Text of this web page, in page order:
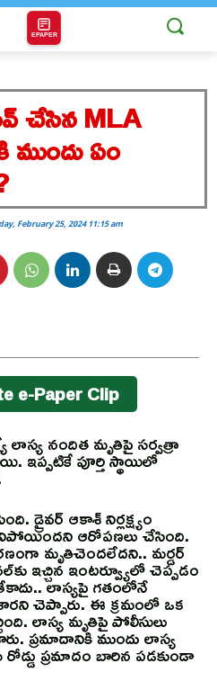
EPAPER
చేసిన MLA
ఏం
February 25, 2024 11:15 am
e-Paper Clip
లాస్య నందిత మృతిపై సర్వత్రా
ఇప్పటికే పూర్తి స్థాయిలో
డ్రైవర్ ఆకాశ్ నిర్లక్ష్యం
ఆరోపణలు చేసింది.
మృతిచెందలేదని.. మర్డర్
ఇంటర్వ్యూలో చెప్పడం
లాస్యపై గతంలోనే
చెప్పారు. ఈ క్రమంలో ఒక
లాస్య మృతిపై పోలీసులు
ప్రమాదానికి ముందు లాస్య
ప్రమాదం బారిన పడకుండా